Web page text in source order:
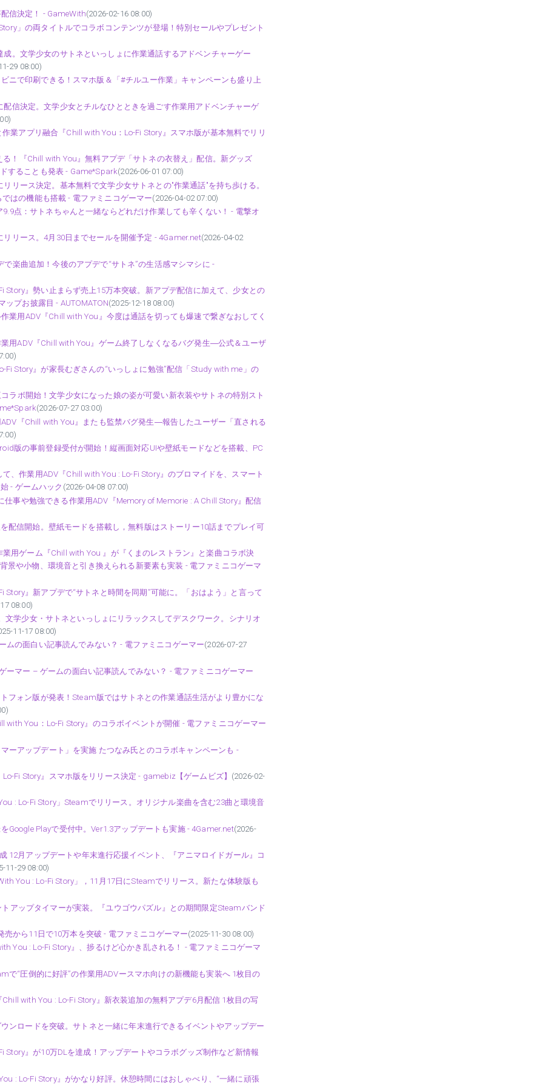
信決定！ - GameWith(2026-02-16 08:00)
」の両タイトルでコラボコンテンツが登場！特別セールやプレゼント
。文学少女のサトネといっしょに作業通話するアドベンチャーゲー
29 08:00)
ニで印刷できる！スマホ版＆「#チルユー作業」キャンペーンも盛り上
信決定。文学少女とチルなひとときを過ごす作業用アドベンチャーゲ
業アプリ融合『Chill with You：Lo-Fi Story』スマホ版が基本無料でリリ
！『Chill with You』無料アプデ「サトネの衣替え」配信。新グッズ
することも発表 - Game*Spark(2026-06-01 07:00)
リース決定。基本無料で文学少女サトネとの"作業通話"を持ち歩ける。
はの機能も搭載 - 電ファミニコゲーマー(2026-04-02 07:00)
点：サトネちゃんと一緒ならどれだけ作業しても辛くない！ - 電撃オ
リース。4月30日までセールを開催予定 - 4Gamer.net(2026-04-02
楽曲追加！今後のアプデで“サトネ”の生活感マシマシに -
Story』勢い止まらず売上15万本突破。新アプデ配信に加えて、少女との
ップお披露目 - AUTOMATON(2025-12-18 08:00)
業用ADV『Chill with You』今度は通話を切っても爆速で繋ぎなおしてく
用ADV『Chill with You』ゲーム終了しなくなるバグ発生―公式＆ユーザ
Story』が家長むぎさんの“いっしょに勉強”配信「Study with me」の
ボ開始！文学少女になった娘の姿が可愛い新衣装やサトネの特別スト
(2026-07-27 03:00)
『Chill with You』またも監禁バグ発生―報告したユーザー「直される
版の事前登録受付が開始！縦画面対応UIや壁紙モードなどを搭載、PC
、作業用ADV『Chill with You : Lo-Fi Story』のブロマイドを、スマート
- ゲームハック (2026-04-08 07:00)
事や勉強できる作業用ADV『Memory of Memorie : A Chill Story』配信
配信開始。壁紙モードを搭載し，無料版はストーリー10話までプレイ可
用ゲーム『Chill with You 』が『くまのレストラン』と楽曲コラボ決
景や小物、環境音と引き換えられる新要素も実装 - 電ファミニコゲーマ
』新アプデで“サトネと時間を同期”可能に。「おはよう」と言って
08:00)
学少女・サトネといっしょにリラックスしてデスクワーク。シナリオ
11-17 08:00)
ムの面白い記事読んでみない？ - 電ファミニコゲーマー(2026-07-27
ーマー – ゲームの面白い記事読んでみない？ - 電ファミニコゲーマー
フォン版が発表！Steam版ではサトネとの作業通話生活がより豊かにな
You：Lo-Fi Story』のコラボイベントが開催 - 電ファミニコゲーマー
ーアップデート」を実施 たつなみ氏とのコラボキャンペーンも -
Fi Story』スマホ版をリリース決定 - gamebiz【ゲームビズ】 (2026-02-
: Lo-Fi Story」Steamでリリース。オリジナル楽曲を含む23曲と環境音
Google Playで受付中。Ver1.3アップデートも実施 - 4Gamer.net(2026-
12月アップデートや年末進行応援イベント、『アニマロイドガール』コ
11-29 08:00)
You : Lo-Fi Story」，11月17日にSteamでリリース。新たな体験版も
アップタイマーが実装。『ユウゴウパズル』との期間限定Steamバンド
から11日で10万本を突破 - 電ファミニコゲーマー(2025-11-30 08:00)
You : Lo-Fi Story』、捗るけど心かき乱される！ - 電ファミニコゲーマ
で“圧倒的に好評”の作業用ADVースマホ向けの新機能も実装へ 1枚目の
with You : Lo-Fi Story』新衣装追加の無料アプデ6月配信 1枚目の写
ンロードを突破。サトネと一緒に年末進行できるイベントやアップデー
Story』が10万DLを達成！アップデートやコラボグッズ制作など新情報
: Lo-Fi Story』がかなり好評。休憩時間にはおしゃべり、“一緒に頑張